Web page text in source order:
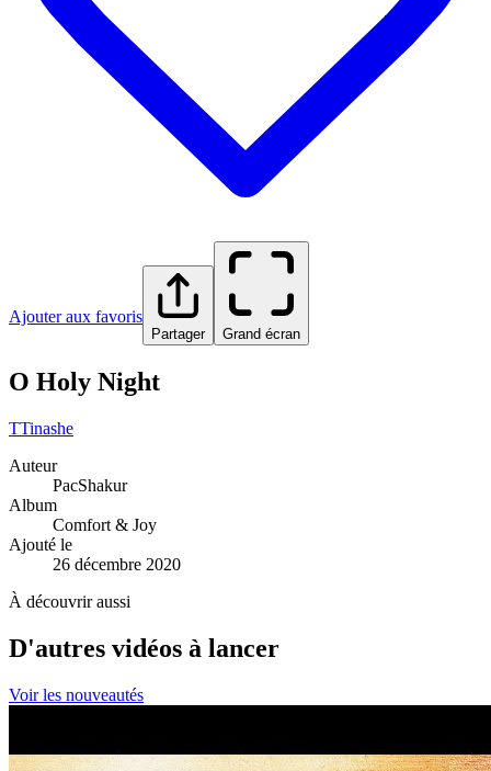
Ajouter aux favoris
Partager Grand écran
O Holy Night
TTinashe
Auteur
PacShakur
Album
Comfort & Joy
Ajouté le
26 décembre 2020
À découvrir aussi
D'autres vidéos à lancer
Voir les nouveautés